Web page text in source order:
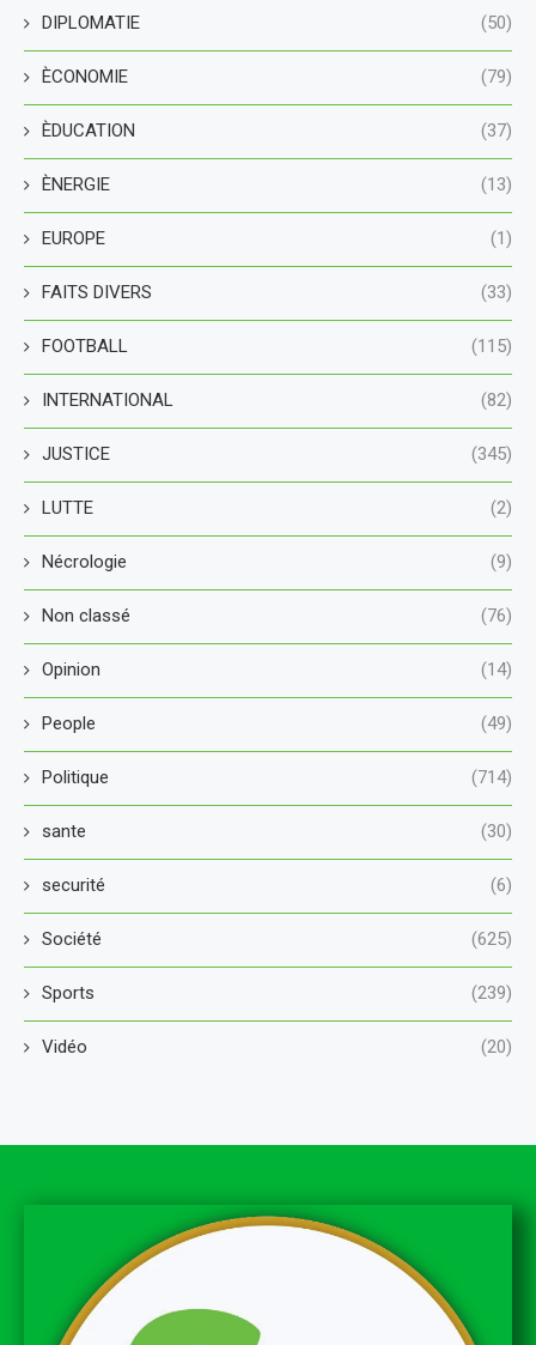
DIPLOMATIE (50)
ÈCONOMIE (79)
ÈDUCATION (37)
ÈNERGIE (13)
EUROPE (1)
FAITS DIVERS (33)
FOOTBALL (115)
INTERNATIONAL (82)
JUSTICE (345)
LUTTE (2)
Nécrologie (9)
Non classé (76)
Opinion (14)
People (49)
Politique (714)
sante (30)
securité (6)
Société (625)
Sports (239)
Vidéo (20)